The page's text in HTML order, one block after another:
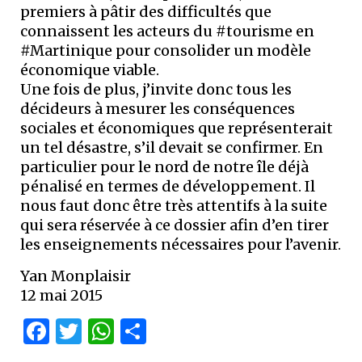
premiers à pâtir des difficultés que
connaissent les acteurs du #tourisme en
#Martinique pour consolider un modèle
économique viable.
Une fois de plus, j’invite donc tous les
décideurs à mesurer les conséquences
sociales et économiques que représenterait
un tel désastre, s’il devait se confirmer. En
particulier pour le nord de notre île déjà
pénalisé en termes de développement. Il
nous faut donc être très attentifs à la suite
qui sera réservée à ce dossier afin d’en tirer
les enseignements nécessaires pour l’avenir.
Yan Monplaisir
12 mai 2015
Facebook
Twitter
WhatsApp